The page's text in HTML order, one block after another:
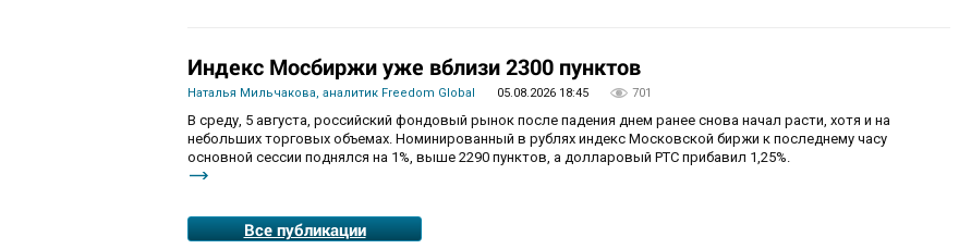
Индекс Мосбиржи уже вблизи 2300 пунктов
Наталья Мильчакова, аналитик Freedom Global 05.08.2026 18:45 701
В среду, 5 августа, российский фондовый рынок после падения днем ранее снова начал расти, хотя и на
небольших торговых объемах. Номинированный в рублях индекс Московской биржи к последнему часу
основной сессии поднялся на 1%, выше 2290 пунктов, а долларовый РТС прибавил 1,25%.
Все публикации